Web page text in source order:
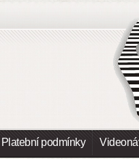
Platební podmínky